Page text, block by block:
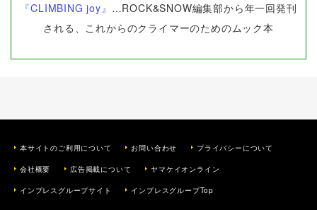
『CLIMBING joy』 …ROCK&SNOW編集部から年一回発刊
される、これからのクライマーのためのムック本
本サイトのご利用について お問い合わせ プライバシーについて
会社概要 広告掲載について ヤマケイオンライン
インプレスグループサイト インプレスグループTop